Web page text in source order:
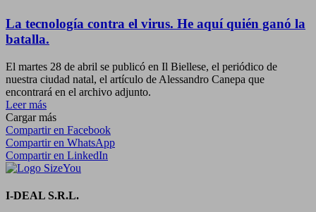
La tecnología contra el virus. He aquí quién ganó la
batalla.
El martes 28 de abril se publicó en Il Biellese, el periódico de
nuestra ciudad natal, el artículo de Alessandro Canepa que
encontrará en el archivo adjunto.
Leer más
Cargar más
Compartir en Facebook
Compartir en WhatsApp
Compartir en LinkedIn
I-DEAL S.R.L.